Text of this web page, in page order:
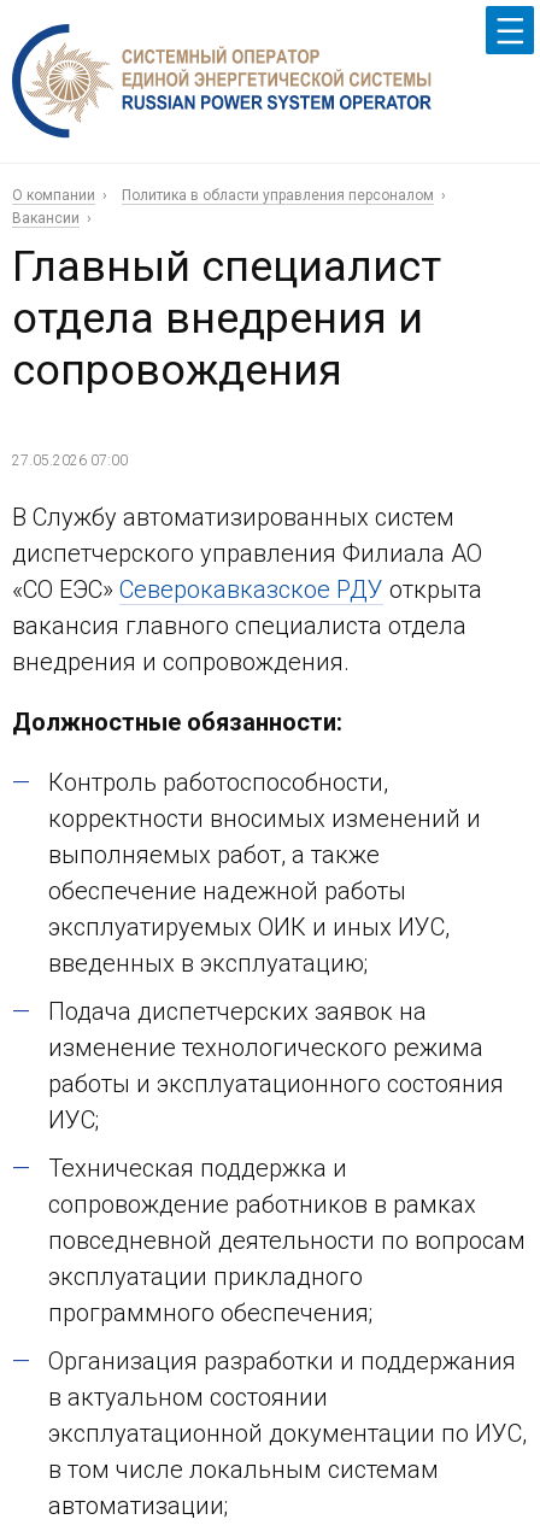
О компании
Политика в области управления персоналом
Вакансии
Главный специалист
отдела внедрения и
сопровождения
27.05.2026 07:00
В Службу автоматизированных систем
диспетчерского управления Филиала АО
«СО ЕЭС» Северокавказское РДУ открыта
вакансия главного специалиста отдела
внедрения и сопровождения.
Должностные обязанности:
Контроль работоспособности,
корректности вносимых изменений и
выполняемых работ, а также
обеспечение надежной работы
эксплуатируемых ОИК и иных ИУС,
введенных в эксплуатацию;
Подача диспетчерских заявок на
изменение технологического режима
работы и эксплуатационного состояния
ИУС;
Техническая поддержка и
сопровождение работников в рамках
повседневной деятельности по вопросам
эксплуатации прикладного
программного обеспечения;
Организация разработки и поддержания
в актуальном состоянии
эксплуатационной документации по ИУС,
в том числе локальным системам
автоматизации;